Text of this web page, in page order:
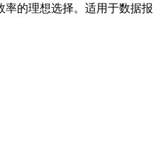
的理想选择。适用于数据